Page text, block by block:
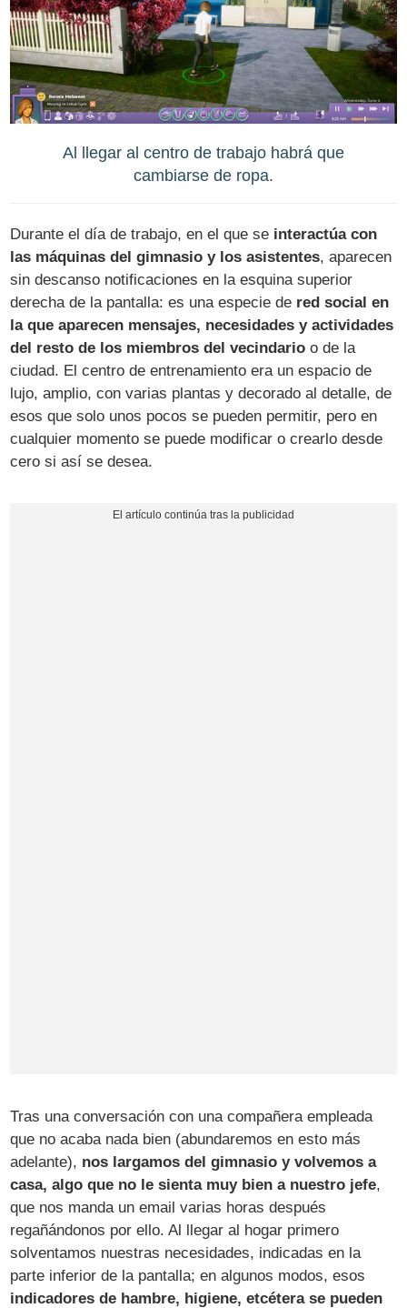
Al llegar al centro de trabajo habrá que
cambiarse de ropa.
Durante el día de trabajo, en el que se interactúa con
las máquinas del gimnasio y los asistentes, aparecen
sin descanso notificaciones en la esquina superior
derecha de la pantalla: es una especie de red social en
la que aparecen mensajes, necesidades y actividades
del resto de los miembros del vecindario o de la
ciudad. El centro de entrenamiento era un espacio de
lujo, amplio, con varias plantas y decorado al detalle, de
esos que solo unos pocos se pueden permitir, pero en
cualquier momento se puede modificar o crearlo desde
cero si así se desea.
Tras una conversación con una compañera empleada
que no acaba nada bien (abundaremos en esto más
adelante), nos largamos del gimnasio y volvemos a
casa, algo que no le sienta muy bien a nuestro jefe,
que nos manda un email varias horas después
regañándonos por ello. Al llegar al hogar primero
solventamos nuestras necesidades, indicadas en la
parte inferior de la pantalla; en algunos modos, esos
indicadores de hambre, higiene, etcétera se pueden